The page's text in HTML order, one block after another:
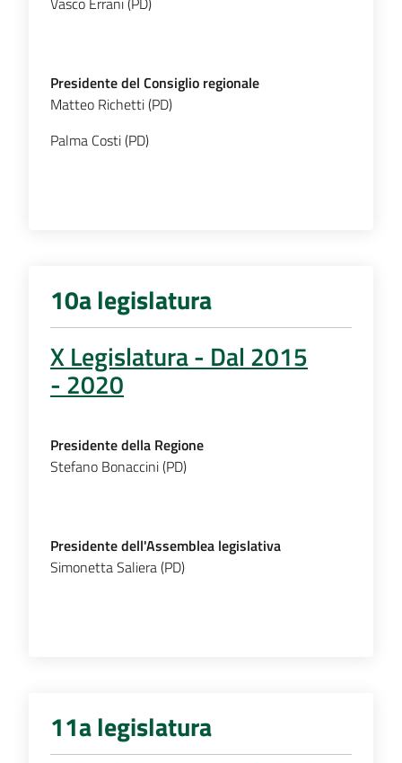
Presidente del Consiglio regionale
Matteo Richetti (PD)
Palma Costi (PD)
10a legislatura
X Legislatura - Dal 2015
- 2020
Presidente della Regione
Stefano Bonaccini (PD)
Presidente dell'Assemblea legislativa
Simonetta Saliera (PD)
11a legislatura